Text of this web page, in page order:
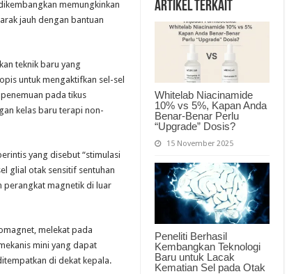
Artikel Terkait
Whitelab Niacinamide
10% vs 5%, Kapan Anda
Benar-Benar Perlu
“Upgrade” Dosis?
15 November 2025
Peneliti Berhasil
Kembangkan Teknologi
Baru untuk Lacak
Kematian Sel pada Otak
memungkinkan
jauh dengan bantuan
teknik baru yang
untuk mengaktifkan sel-sel
pada tikus
kelas baru terapi non-
yang disebut “stimulasi
glial otak sensitif sentuhan
perangkat magnetik di luar
melekat pada
mini yang dapat
di dekat kepala.